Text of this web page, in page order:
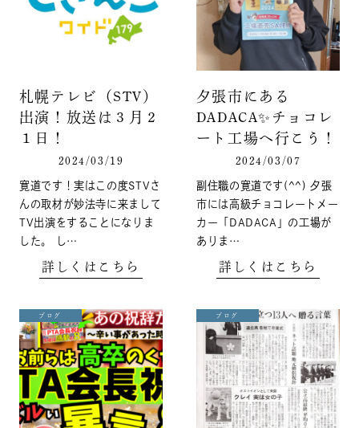
札幌テレビ（STV）
出演！放送は３月２
１日！
2024/03/19
寛道です！実はこの度STVさ
んの取材が妙法寺に来まして
TV出演をすることになりま
した。 し…
詳しくはこちら
夕張市にある
DADACA✨チョコレ
ート工場へ行こう！
2024/03/07
副住職の寛道です(^^) 夕張
市には高級チョコレートメー
カー「DADACA」の工場が
ありま…
詳しくはこちら
ブログ ブログ